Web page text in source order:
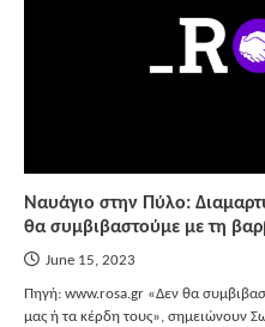
Ναυάγιο στην Πύλο:
θα συμβιβαστούμε με τη
June 15, 2023
Πηγή: www.rosa.gr «Δεν θα
μας ή τα κέρδη τους», σημειώνουν